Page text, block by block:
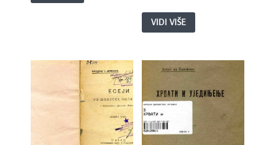
VIDI VIŠE